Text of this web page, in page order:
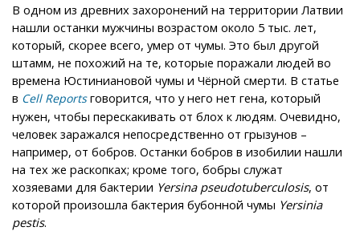
В одном из древних захоронений на территории Латвии
нашли останки мужчины возрастом около 5 тыс. лет,
который, скорее всего, умер от чумы. Это был другой
штамм, не похожий на те, которые поражали людей во
времена Юстиниановой чумы и Чёрной смерти. В статье
в Cell Reportsговорится, что у него нет гена, который
нужен, чтобы перескакивать от блох к людям. Очевидно,
человек заражался непосредственно от грызунов –
например, от бобров. Останки бобров в изобилии нашли
на тех же раскопках; кроме того, бобры служат
хозяевами для бактерии Yersina pseudotuberculosis, от
которой произошла бактерия бубонной чумы Yersinia
pestis.